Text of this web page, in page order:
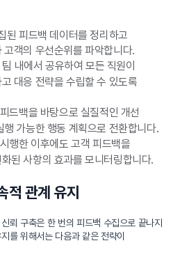
된 피드백 데이터를 정리하고
객의 우선순위를 파악합니다.
내에서 공유하여 모든 직원이
대응 전략을 수립할 수 있도록
드백을 바탕으로 실질적인 개선
가능한 행동 계획으로 전환합니다.
행한 이후에도 고객 피드백을
된 사항의 효과를 모니터링합니다.
적 관계 유지
뢰 구축은 한 번의 피드백 수집으로 끝나지
를 위해서는 다음과 같은 전략이